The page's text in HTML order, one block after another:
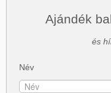
Ajándék
és
Név